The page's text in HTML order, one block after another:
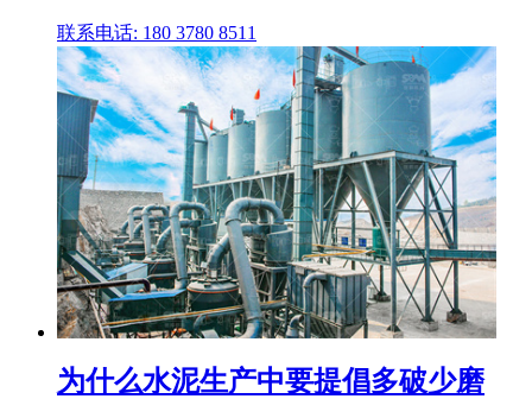
联系电话: 180 3780 8511
为什么水泥生产中要提倡多破少磨